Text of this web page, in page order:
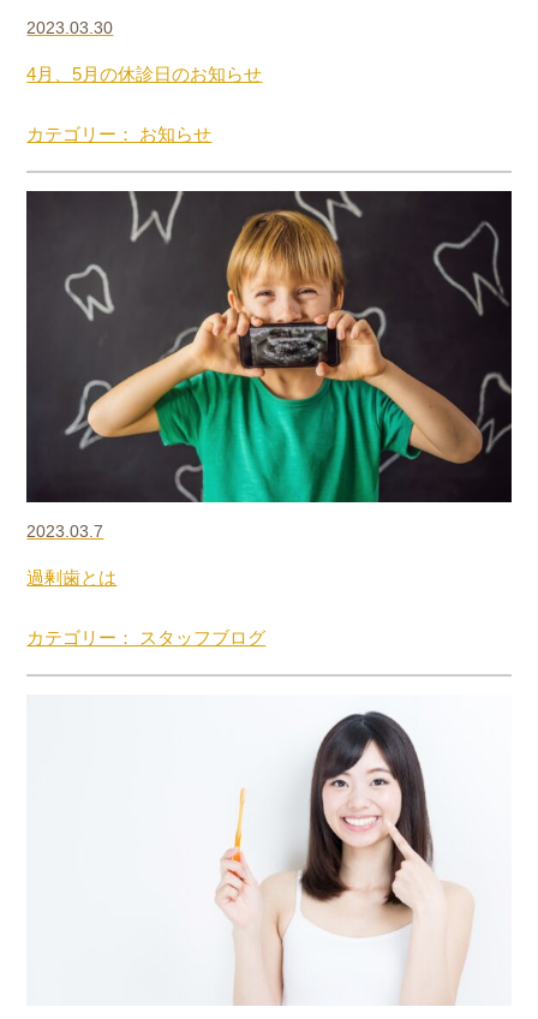
2023.03.30
4月、5月の休診日のお知らせ
カテゴリー： お知らせ
2023.03.7
過剰歯とは
カテゴリー： スタッフブログ